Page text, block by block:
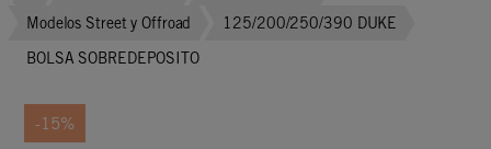
Modelos Street y Offroad
125/200/250/390 DUKE
BOLSA SOBREDEPOSITO
-15%